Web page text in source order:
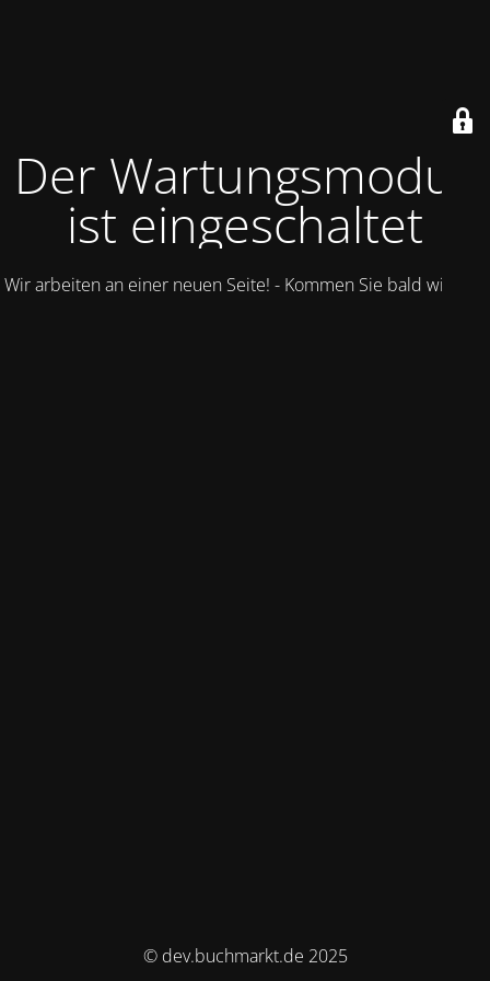
Der Wartungsmodus
ist eingeschaltet
Wir arbeiten an einer neuen Seite! - Kommen Sie bald wieder.
© dev.buchmarkt.de 2025